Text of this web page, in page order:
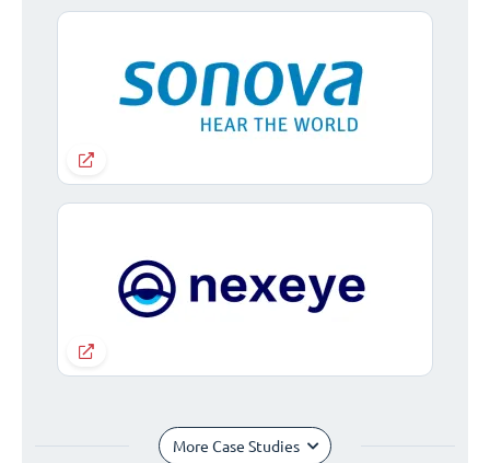
More Case Studies